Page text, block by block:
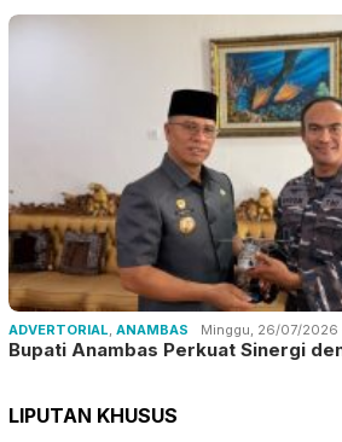
ADVERTORIAL, ANAMBAS Minggu, 26/07/2026
Bupati Anambas Perkuat Sinergi
LIPUTAN KHUSUS